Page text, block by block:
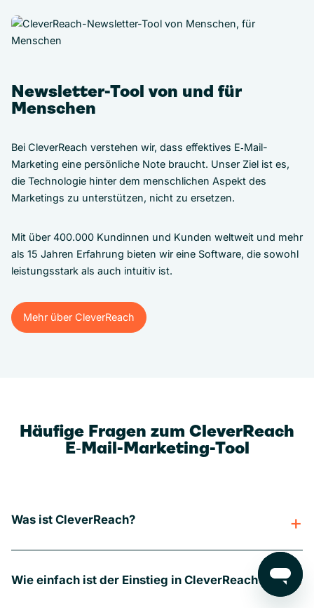
Newsletter-Tool von und für
Menschen
Bei CleverReach verstehen wir, dass effektives E‑Mail-
Marketing eine persönliche Note braucht. Unser Ziel ist es,
die Technologie hinter dem menschlichen Aspekt des
Marketings zu unterstützen, nicht zu ersetzen.
Mit über 400.000 Kundinnen und Kunden weltweit und mehr
als 15 Jahren Erfahrung bieten wir eine Software, die sowohl
leistungsstark als auch intuitiv ist.
Mehr über CleverReach
Mehr über CleverReach
Häufige Fragen zum CleverReach
E‑Mail-Marketing-Tool
Was ist CleverReach?
Wie einfach ist der Einstieg in CleverReach?